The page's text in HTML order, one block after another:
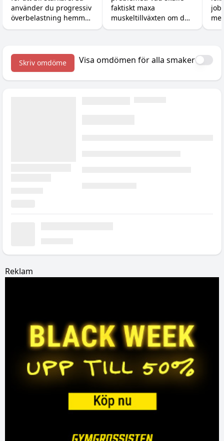
använder du progressiv
överbelastning hemma
med hantlar,
tillskotten som stöttar
bygget.
faktiskt maxa
muskeltillväxten om du
kunde träna, äta och
vad forskningen säger
Skriv omdöme Visa omdömen för alla smaker
Reklam